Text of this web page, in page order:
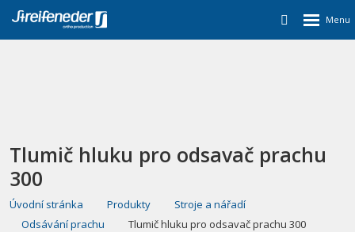
Tlumič hluku pro odsavač prachu
300
Úvodní stránka Produkty
Stroje a nářadí
Odsávání prachu
Tlumič hluku pro odsavač prachu 300